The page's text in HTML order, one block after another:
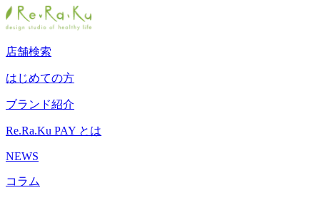
店舗検索
はじめての方
ブランド紹介
Re.Ra.Ku PAY とは
NEWS
コラム